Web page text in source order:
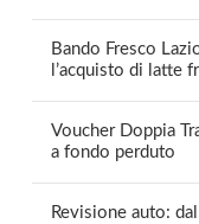
Bando Fresco
l’acquisto di latte
Voucher Doppia
a fondo perduto
Revisione auto: